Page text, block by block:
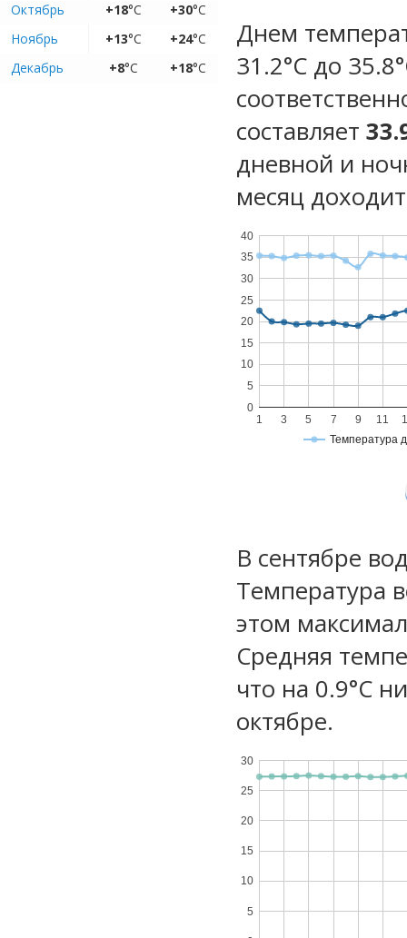
Октябрь
+18°C +30°C
Ноябрь
+13°C +24°C
Декабрь
+8°C +18°C
Днем
31.2°C до
составляет
дневной и
месяц
Температура
1 3 5 7 9 11
0
5
10
15
20
25
30
35
40
В сентябре
Температура
этом
Средняя
что на 0.9°C
октябре.
5
10
15
20
25
30